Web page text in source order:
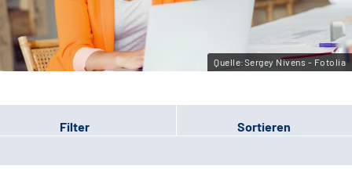
Leichte Sprache
Gebärdensprache
Quelle:Sergey Nivens - Fotolia
Filter Sortieren